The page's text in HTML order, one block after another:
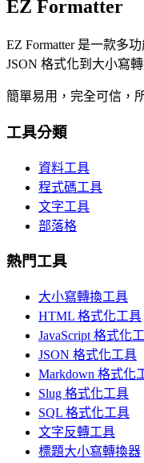
EZ Formatter
EZ Formatter 是一款多
JSON 格式化到大小寫
簡單易用，完全可信，
工具分類
資料工具
程式碼工具
文字工具
部落格
熱門工具
大小寫轉換工具
HTML 格式化工具
JavaScript 格式化
JSON 格式化工具
Markdown 格式化
Slug 格式化工具
SQL 格式化工具
文字反轉工具
標題大小寫轉換器